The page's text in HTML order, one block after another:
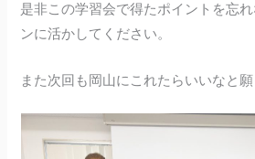
是非この学習会で得たポイントを忘
ンに活かしてください。
また次回も岡山にこれたらいいなと願